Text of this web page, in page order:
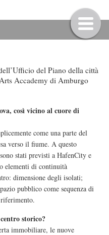
del Piano della città
Accademy di Amburgo
così vicino al cuore di
come una parte del
verso il fiume. A questo
stati previsti a HafenCity e
elementi di continuità
dimensione degli isolati;
pubblico come sequenza di
storico?
immobiliare, le nuove